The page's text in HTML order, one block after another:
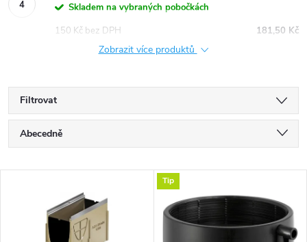
Skladem na vybraných pobočkách
181,50 Kč
150 Kč bez DPH
Zobrazit více produktů
Filtrovat
Ř
a
Abecedně
Nejprodávanější
Tip